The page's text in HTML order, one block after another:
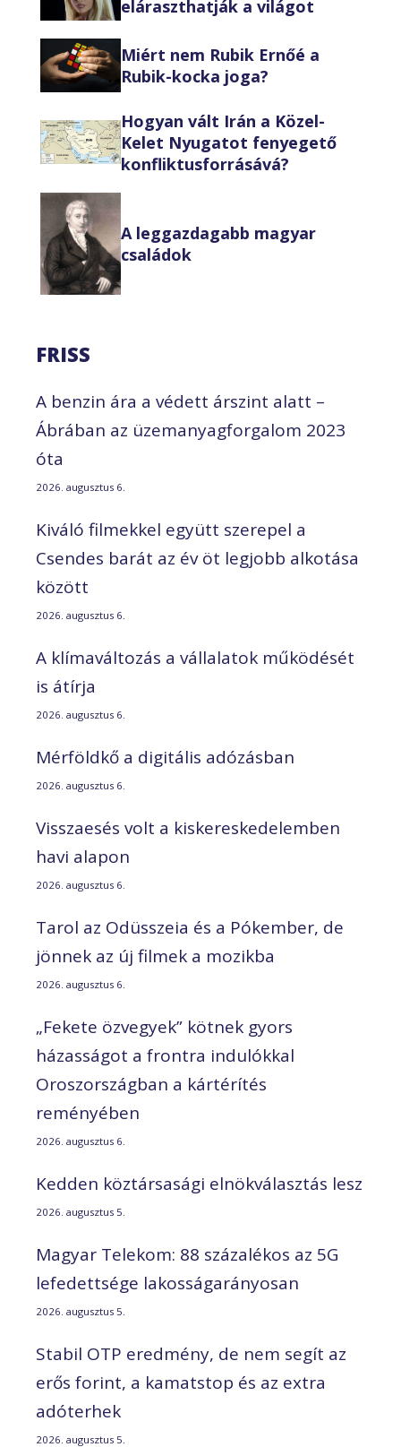
eláraszthatják a világot
Miért nem Rubik Ernőé a
Rubik-kocka joga?
Hogyan vált Irán a Közel-
Kelet Nyugatot fenyegető
konfliktusforrásává?
A leggazdagabb magyar
családok
FRISS
A benzin ára a védett árszint alatt –
Ábrában az üzemanyagforgalom 2023
óta
2026. augusztus 6.
Kiváló filmekkel együtt szerepel a
Csendes barát az év öt legjobb alkotása
között
2026. augusztus 6.
A klímaváltozás a vállalatok működését
is átírja
2026. augusztus 6.
Mérföldkő a digitális adózásban
2026. augusztus 6.
Visszaesés volt a kiskereskedelemben
havi alapon
2026. augusztus 6.
Tarol az Odüsszeia és a Pókember, de
jönnek az új filmek a mozikba
2026. augusztus 6.
„Fekete özvegyek” kötnek gyors
házasságot a frontra indulókkal
Oroszországban a kártérítés
reményében
2026. augusztus 6.
Kedden köztársasági elnökválasztás lesz
2026. augusztus 5.
Magyar Telekom: 88 százalékos az 5G
lefedettsége lakosságarányosan
2026. augusztus 5.
Stabil OTP eredmény, de nem segít az
erős forint, a kamatstop és az extra
adóterhek
2026. augusztus 5.